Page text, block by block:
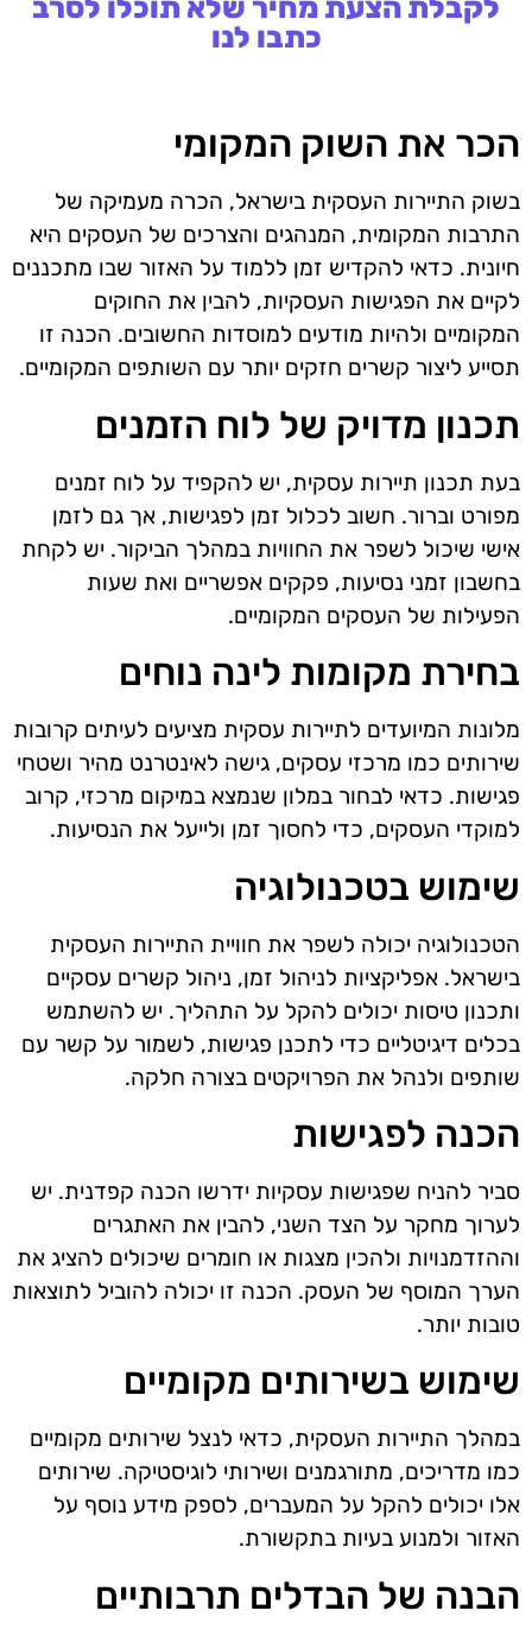
לקבלת הצעת מחיר שלא תוכלו לסרב
כתבו לנו
הכר את השוק המקומי
בשוק התיירות העסקית בישראל, הכרה מעמיקה של
התרבות המקומית, המנהגים והצרכים של העסקים היא
חיונית. כדאי להקדיש זמן ללמוד על האזור שבו מתכננים
לקיים את הפגישות העסקיות, להבין את החוקים
המקומיים ולהיות מודעים למוסדות החשובים. הכנה זו
תסייע ליצור קשרים חזקים יותר עם השותפים המקומיים.
תכנון מדויק של לוח הזמנים
בעת תכנון תיירות עסקית, יש להקפיד על לוח זמנים
מפורט וברור. חשוב לכלול זמן לפגישות, אך גם לזמן
אישי שיכול לשפר את החוויות במהלך הביקור. יש לקחת
בחשבון זמני נסיעות, פקקים אפשריים ואת שעות
הפעילות של העסקים המקומיים.
בחירת מקומות לינה נוחים
מלונות המיועדים לתיירות עסקית מציעים לעיתים קרובות
שירותים כמו מרכזי עסקים, גישה לאינטרנט מהיר ושטחי
פגישות. כדאי לבחור במלון שנמצא במיקום מרכזי, קרוב
למוקדי העסקים, כדי לחסוך זמן ולייעל את הנסיעות.
שימוש בטכנולוגיה
הטכנולוגיה יכולה לשפר את חוויית התיירות העסקית
בישראל. אפליקציות לניהול זמן, ניהול קשרים עסקיים
ותכנון טיסות יכולים להקל על התהליך. יש להשתמש
בכלים דיגיטליים כדי לתכנן פגישות, לשמור על קשר עם
שותפים ולנהל את הפרויקטים בצורה חלקה.
הכנה לפגישות
סביר להניח שפגישות עסקיות ידרשו הכנה קפדנית. יש
לערוך מחקר על הצד השני, להבין את האתגרים
וההזדמנויות ולהכין מצגות או חומרים שיכולים להציג את
הערך המוסף של העסק. הכנה זו יכולה להוביל לתוצאות
טובות יותר.
שימוש בשירותים מקומיים
במהלך התיירות העסקית, כדאי לנצל שירותים מקומיים
כמו מדריכים, מתורגמנים ושירותי לוגיסטיקה. שירותים
אלו יכולים להקל על המעברים, לספק מידע נוסף על
האזור ולמנוע בעיות בתקשורת.
הבנה של הבדלים תרבותיים